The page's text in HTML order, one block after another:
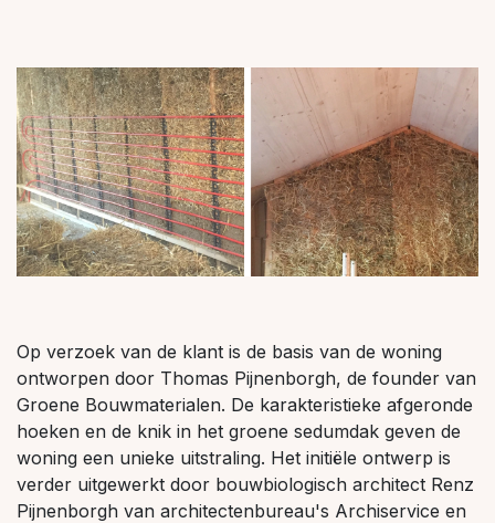
Op verzoek van de klant is de basis van de woning
ontworpen door Thomas Pijnenborgh, de founder van
Groene Bouwmaterialen. De karakteristieke afgeronde
hoeken en de knik in het groene sedumdak geven de
woning een unieke uitstraling. Het initiële ontwerp is
verder uitgewerkt door bouwbiologisch architect Renz
Pijnenborgh van architectenbureau's Archiservice en